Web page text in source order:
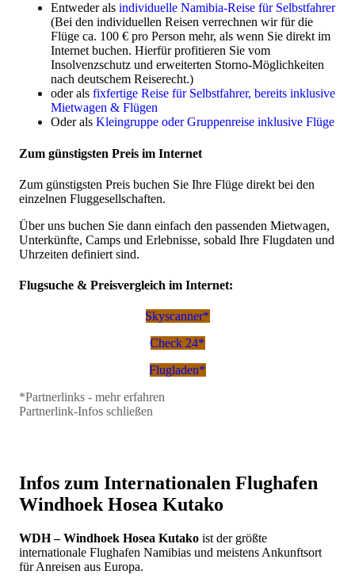
Entweder als individuelle Namibia-Reise für Selbstfahrer
(Bei den individuellen Reisen verrechnen wir für die
Flüge ca. 100 € pro Person mehr, als wenn Sie direkt im
Internet buchen. Hierfür profitieren Sie vom
Insolvenzschutz und erweiterten Storno-Möglichkeiten
nach deutschem Reiserecht.)
oder als fixfertige Reise für Selbstfahrer, bereits inklusive
Mietwagen & Flügen
Oder als Kleingruppe oder Gruppenreise inklusive Flüge
Zum günstigsten Preis im Internet
Zum günstigsten Preis buchen Sie Ihre Flüge direkt bei den
einzelnen Fluggesellschaften.
Über uns buchen Sie dann einfach den passenden Mietwagen,
Unterkünfte, Camps und Erlebnisse, sobald Ihre Flugdaten und
Uhrzeiten definiert sind.
Flugsuche & Preisvergleich im Internet:
Skyscanner*
Check 24*
Flugladen*
Keine Partnerlinkbuchungen - keine kostenfreien Infos im
die Erstellung und Pflege unserer kostenfreien Infos auf der
Webseite finanzieren.
*Partnerlinks - mehr erfahren
Partnerlink-Infos schließen
Infos zum Internationalen Flughafen
Windhoek Hosea Kutako
WDH – Windhoek Hosea Kutako ist der größte
internationale Flughafen Namibias und meistens Ankunftsort
für Anreisen aus Europa.